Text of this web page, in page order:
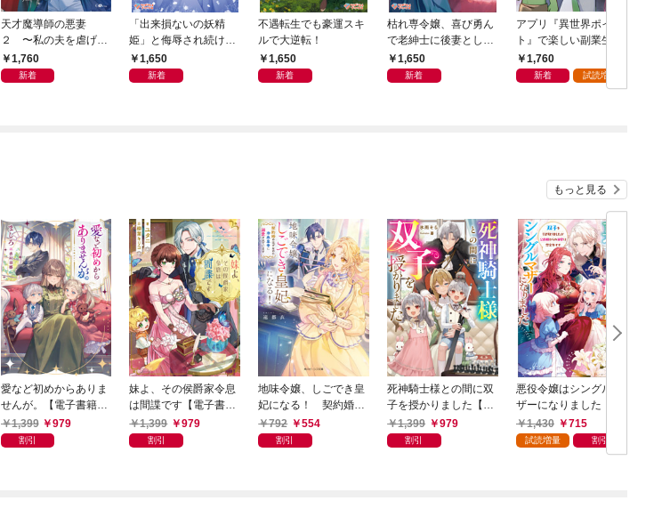
天才魔導師の悪妻
２ 〜私の夫を虐げて
おいて戻ってこいとは
呆れましてよ？〜
1,760
新着
「出来損ないの妖精
姫」と侮辱され続けた
私1,650
新着
不遇転生でも豪運スキ
ルで大逆転！
1,650
新着
枯れ専令嬢、喜び勇ん
で老紳士に後妻として
嫁いだら、待っていた
のは二十歳の青年でし
1,650
新着
アプリ『異世界ポイン
ト』で楽しい副業生
活 〜貯めたポイント
は現実でお金や様々な
特典に交換出来ます〜
1,760
新着 試読増量
もっと見る
愛など初めからありま
せんが。【電子書籍限
定書き下ろしSS付き】
1,399 979
割引
妹よ、その侯爵家令息
は間諜です【電子書籍
限定書き下ろしSS付
き】
1,399 979
割引
地味令嬢、しごでき皇
妃になる！ 契約婚の
はずなのに冷血皇帝に
溺愛されています【電
792 554
割引
死神騎士様との間に双
子を授かりました【電
子書籍限定書き下ろし
SS付き】
1,399 979
割引
悪役令嬢はシングルマ
ザーになりました 双
子を引き取りましたが
公爵様からの溺愛は想
定外です【特典SS付】
1,430 715
試読増量 割引